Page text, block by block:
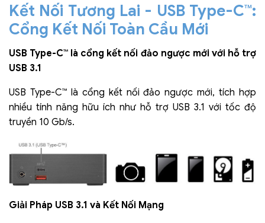
Kết Nối Tương Lai - USB Type-C™:
Cổng Kết Nối Toàn Cầu Mới
USB Type-C™ là cổng kết nối đảo ngược mới với hỗ trợ
USB 3.1
USB Type-C™ là cổng kết nối đảo ngược mới, tích hợp
nhiều tính năng hữu ích như hỗ trợ USB 3.1 với tốc độ
truyền 10 Gb/s.
Giải Pháp USB 3.1 và Kết Nối Mạng